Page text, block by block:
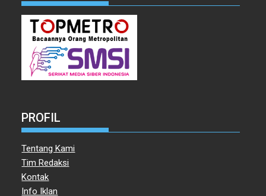
PROFIL
Tentang Kami
Tim Redaksi
Kontak
Info Iklan